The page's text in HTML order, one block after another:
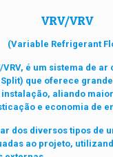
VRV/VRV
(Variable Refrigerant
VRV, é um sistema de
que oferece
instalação, aliando
e economia de
dos diversos tipos de
ao projeto,